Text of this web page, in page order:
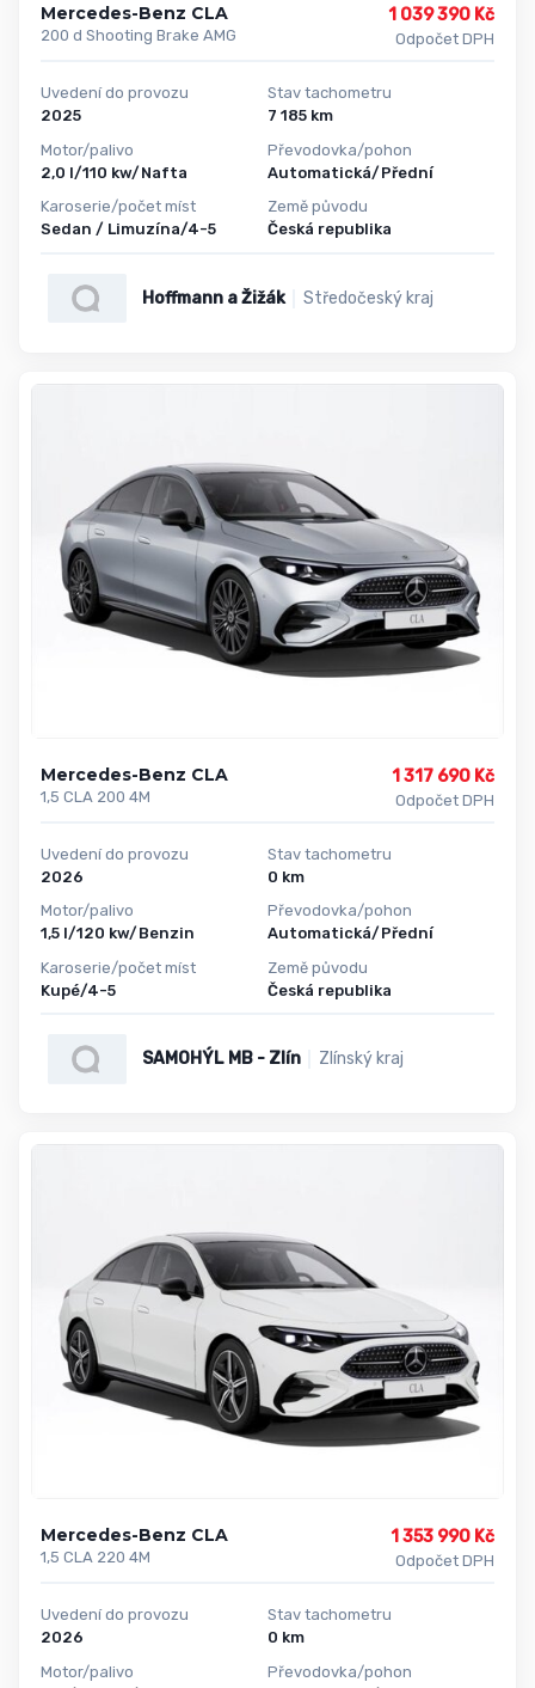
Mercedes-Benz CLA
200 d Shooting Brake AMG
1 039 390 Kč
Odpočet DPH
Uvedení do provozu
2025
Motor/palivo
2,0 l/110 kw/Nafta
Karoserie/počet míst
Sedan / Limuzína/4-5
Stav tachometru
7 185 km
Převodovka/pohon
Automatická/Přední
Země původu
Česká republika
Hoffmann a Žižák Středočeský kraj
Mercedes-Benz CLA
1,5 CLA 200 4M
1 317 690 Kč
Odpočet DPH
Uvedení do provozu
2026
Motor/palivo
1,5 l/120 kw/Benzin
Karoserie/počet míst
Kupé/4-5
Stav tachometru
0 km
Převodovka/pohon
Automatická/Přední
Země původu
Česká republika
SAMOHÝL MB - Zlín Zlínský kraj
Mercedes-Benz CLA
1,5 CLA 220 4M
1 353 990 Kč
Odpočet DPH
Uvedení do provozu
2026
Motor/palivo
Stav tachometru
0 km
Převodovka/pohon